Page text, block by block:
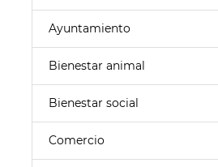
Ayuntamiento
Bienestar animal
Bienestar social
Comercio